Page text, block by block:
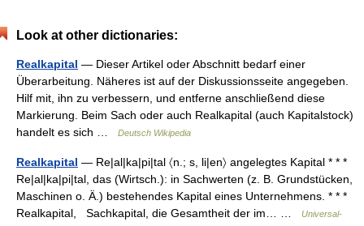
Look at other dictionaries:
Realkapital — Dieser Artikel oder Abschnitt bedarf einer
Überarbeitung. Näheres ist auf der Diskussionsseite angegeben.
Hilf mit, ihn zu verbessern, und entferne anschließend diese
Markierung. Beim Sach oder auch Realkapital (auch Kapitalstock)
handelt es sich …
Deutsch Wikipedia
Realkapital — Re|al|ka|pi|tal 〈n.; s, li|en〉 angelegtes Kapital * * *
Re|al|ka|pi|tal, das (Wirtsch.): in Sachwerten (z. B. Grundstücken,
Maschinen o. Ä.) bestehendes Kapital eines Unternehmens. * * *
Realkapital, Sachkapital, die Gesamtheit der im… …
Universal-